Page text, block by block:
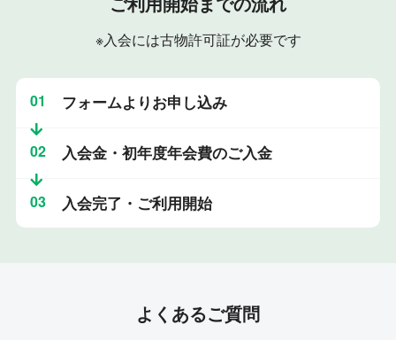
※入会には古物許可証が必要です
01 フォームよりお申し込み
02 入会金・初年度年会費のご入金
03 入会完了・ご利用開始
よくあるご質問